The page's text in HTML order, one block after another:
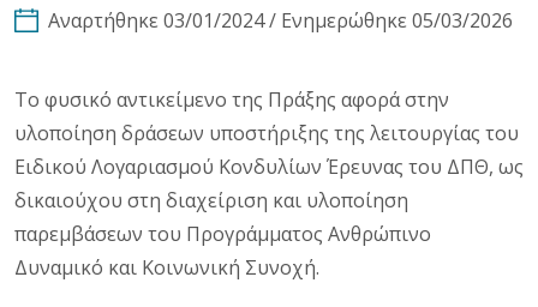
Αναρτήθηκε 03/01/2024 / Ενημερώθηκε 05/03/2026
Το φυσικό αντικείμενο της Πράξης αφορά στην
υλοποίηση δράσεων υποστήριξης της λειτουργίας του
Ειδικού Λογαριασμού Κονδυλίων Έρευνας του ΔΠΘ, ως
δικαιούχου στη διαχείριση και υλοποίηση
παρεμβάσεων του Προγράμματος Ανθρώπινο
Δυναμικό και Κοινωνική Συνοχή.